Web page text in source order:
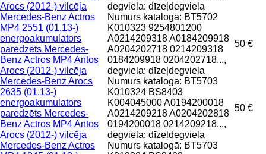
Arocs (2012-) vilcēja
degviela: dīzeļdegviela
Mercedes-Benz Actros
MP4 2551 (01.13-)
energoakumulators
paredzēts Mercedes-
Benz Actros MP4 Antos
Arocs (2012-) vilcēja
Numurs katalogā: BT5702
K010323 9254801200
A0214209318 A0184209918
A0204202718 0214209318
0184209918 0204202718...,
degviela: dīzeļdegviela
50 €
Mercedes-Benz Arocs
2635 (01.13-)
energoakumulators
paredzēts Mercedes-
Benz Actros MP4 Antos
Arocs (2012-) vilcēja
Numurs katalogā: BT5703
K010324 BS8403
K004045000 A0194200018
A0214209218 A0204202818
0194200018 0214209218...,
degviela: dīzeļdegviela
50 €
Mercedes-Benz Actros
Numurs katalogā: BT5703